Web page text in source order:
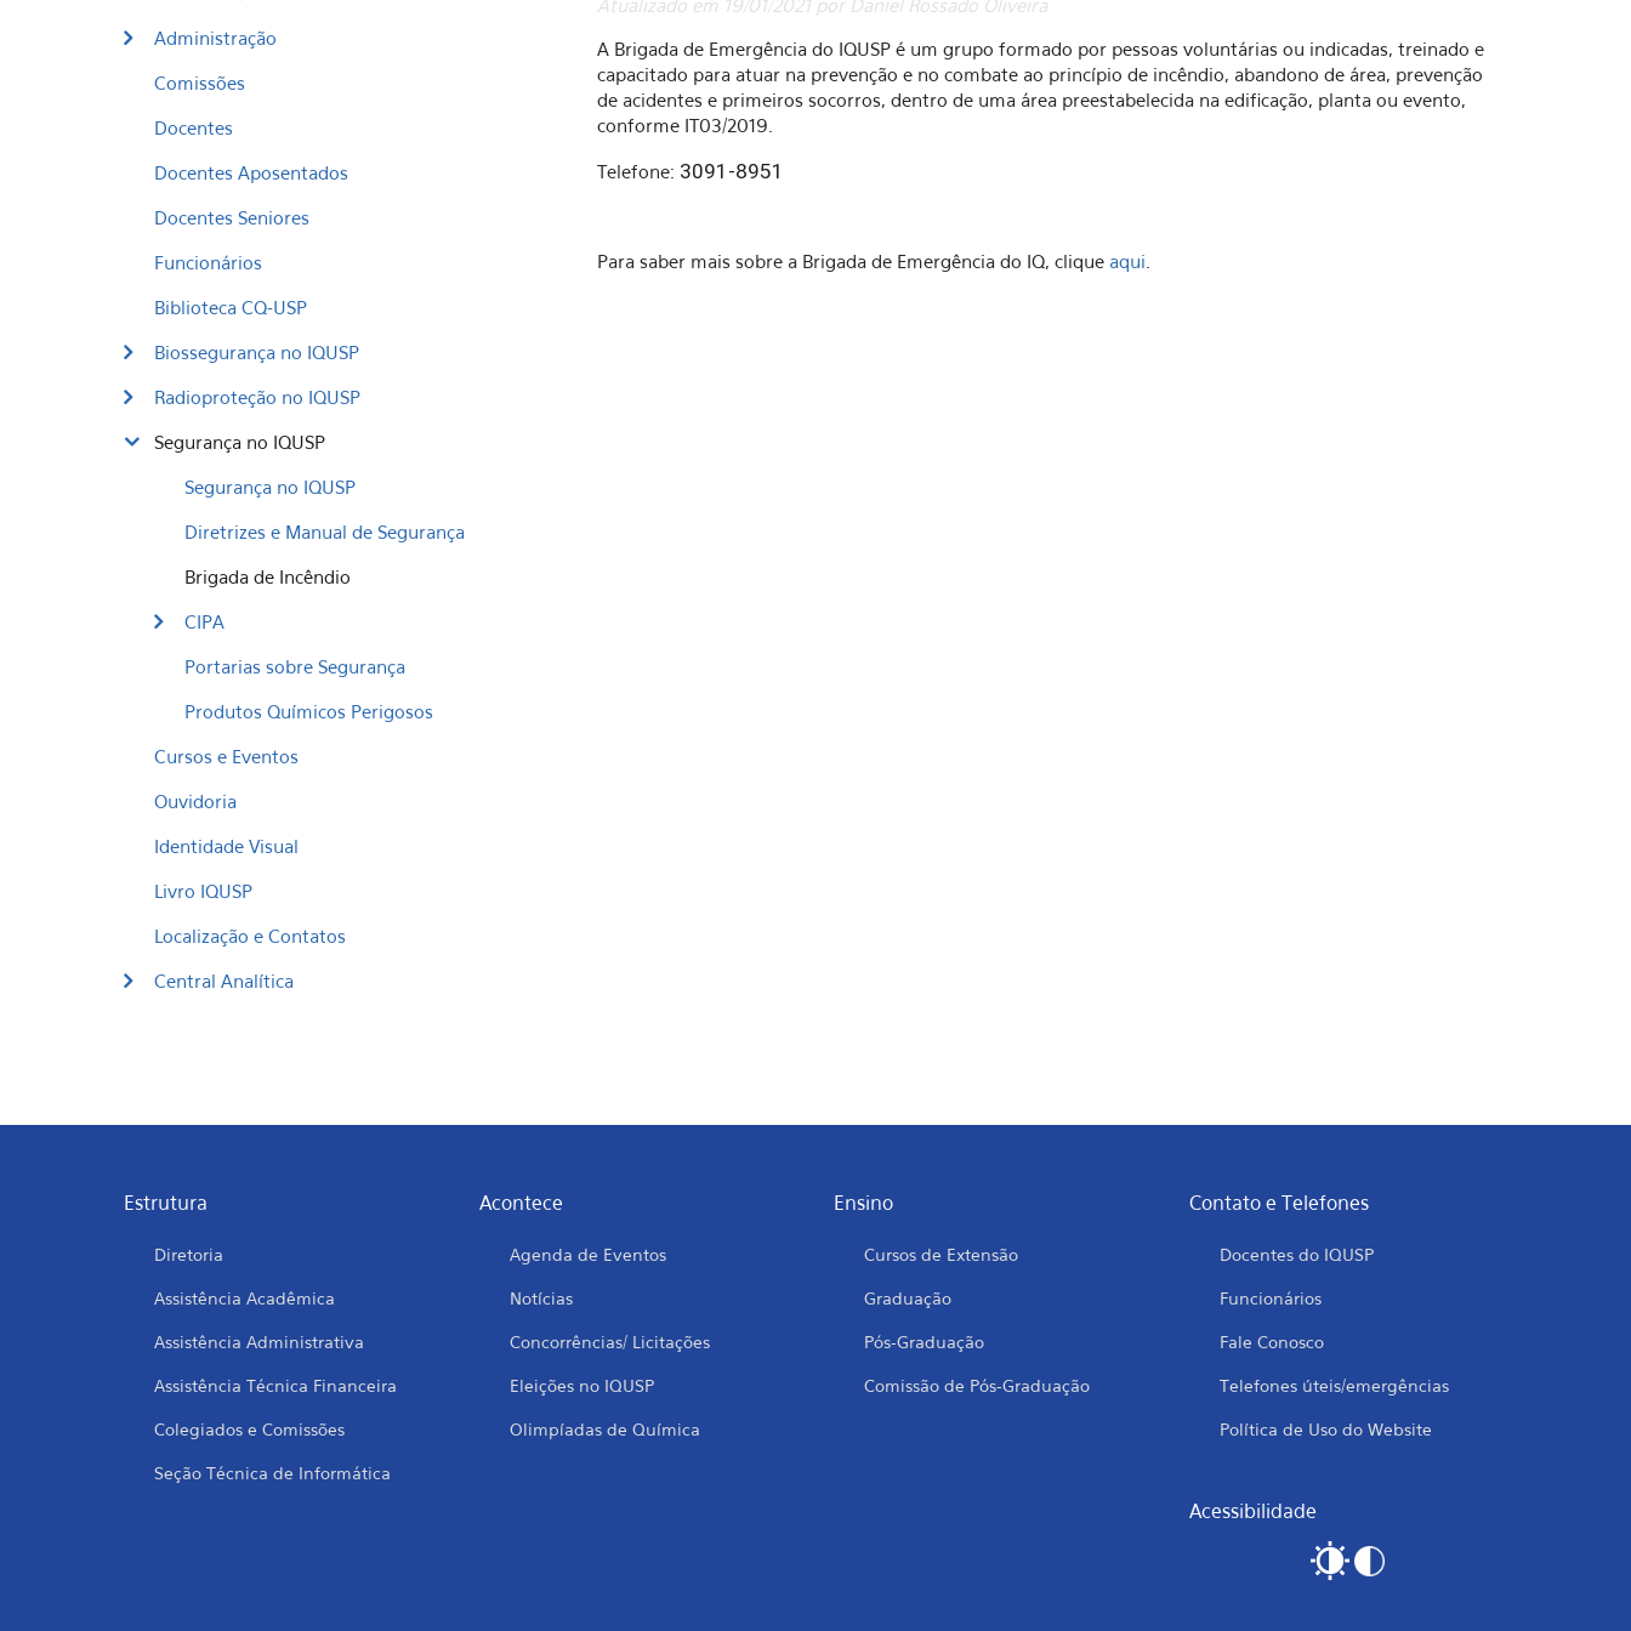
Administração
Comissões
Docentes
Docentes Aposentados
Docentes Seniores
Funcionários
Biblioteca CQ-USP
Biossegurança no IQUSP
Radioproteção no IQUSP
Segurança no IQUSP
Segurança no IQUSP
Diretrizes e Manual de Segurança
Brigada de Incêndio
CIPA
Portarias sobre Segurança
Produtos Químicos Perigosos
Cursos e Eventos
Ouvidoria
Identidade Visual
Livro IQUSP
Localização e Contatos
Central Analítica
Atualizado em 19/01/2021 por Daniel Rossado Oliveira
A Brigada de Emergência do IQUSP é um grupo formado por pessoas voluntárias ou indicadas, treinado e
capacitado para atuar na prevenção e no combate ao princípio de incêndio, abandono de área, prevenção
de acidentes e primeiros socorros, dentro de uma área preestabelecida na edificação, planta ou evento,
conforme IT03/2019.
Telefone: 3091-8951
Para saber mais sobre a Brigada de Emergência do IQ, clique aqui
Estrutura
Diretoria
Assistência Acadêmica
Assistência Administrativa
Assistência Técnica Financeira
Colegiados e Comissões
Seção Técnica de Informática
Acontece
Agenda de Eventos
Notícias
Concorrências/ Licitações
Eleições no IQUSP
Olimpíadas de Química
Ensino
Cursos de Extensão
Graduação
Pós-Graduação
Comissão de Pós-Graduação
Contato e Telefones
Docentes do IQUSP
Funcionários
Fale Conosco
Telefones úteis/emergências
Política de Uso do Website
Acessibilidade